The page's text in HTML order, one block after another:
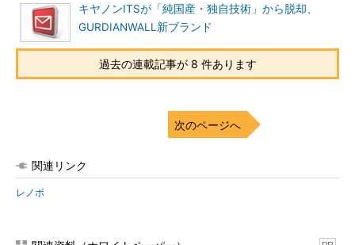
キヤノンITSが「純国産・独自技術」から脱却、
GURDIANWALL新ブランド
過去の連載記事が 8 件あります
次のページへ
関連リンク
レノボ